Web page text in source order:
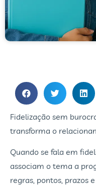
Fidelização sem
transforma o
Quando se fala em
associam o tema a
regras, pontos, prazos